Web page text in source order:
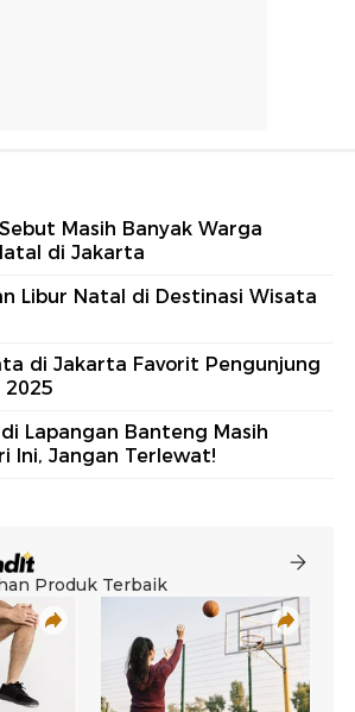
Masih Banyak Warga
di Jakarta
Libur Natal di Destinasi Wisata
di Jakarta Favorit Pengunjung
Lapangan Banteng Masih
Ini, Jangan Terlewat!